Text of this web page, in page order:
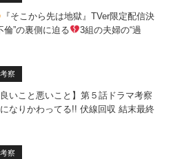
『そこから先は地獄』TVer限定配信決
倫”の裏側に迫る
3組の夫婦の“過
察
良いこと悪いこと】第５話ドラマ考察
なりかわってる!! 伏線回収 結末最終
察